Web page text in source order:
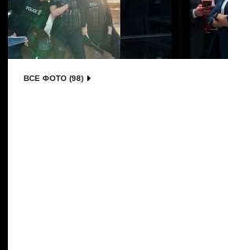
ВСЕ ФОТО (98)